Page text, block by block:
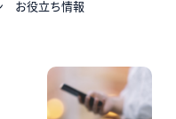
お役立ち情報